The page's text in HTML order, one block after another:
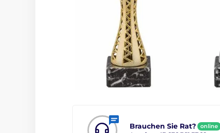
Brauchen Sie Rat? online